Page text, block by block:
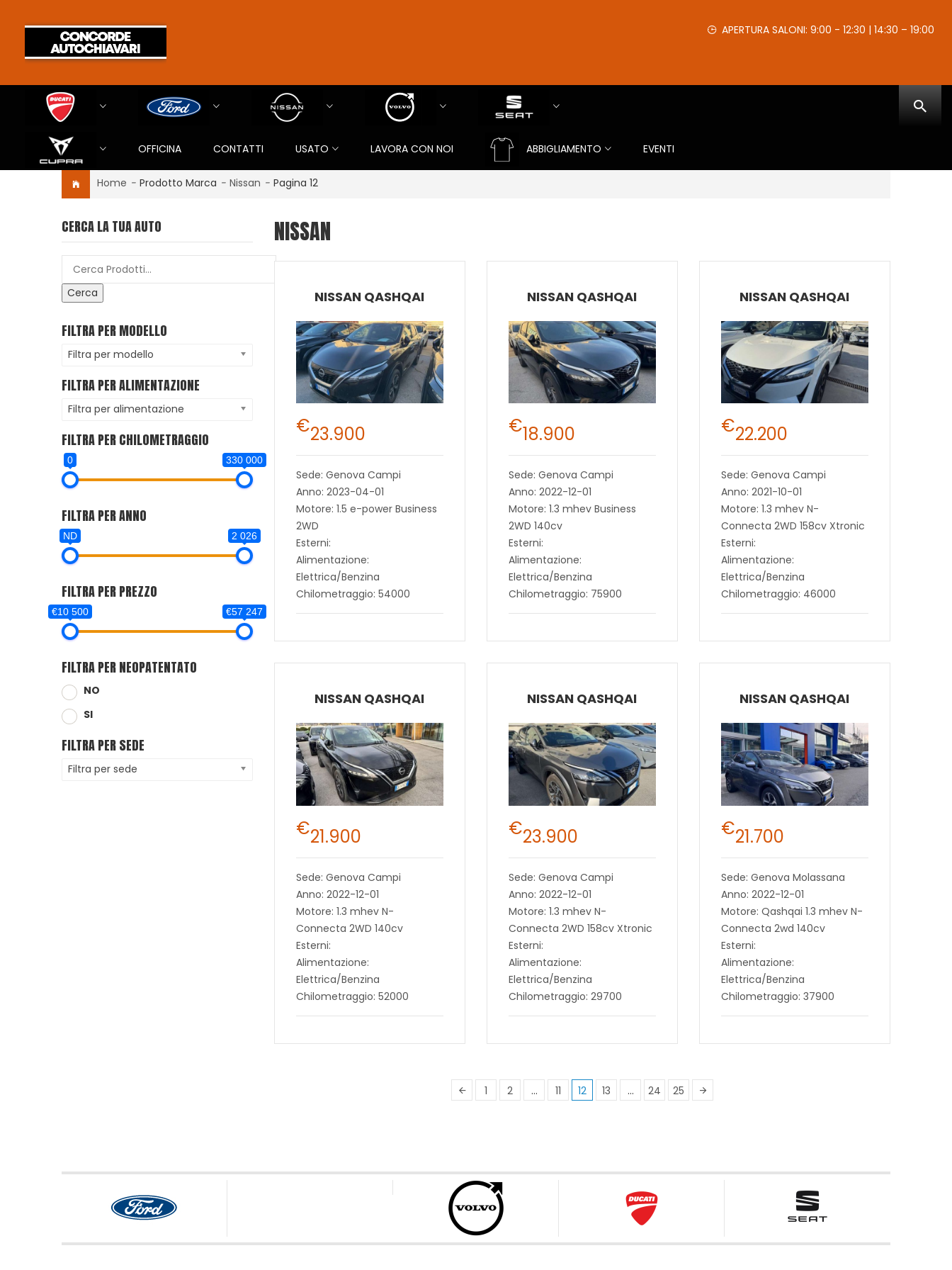
APERTURA SALONI: 9:00 - 12:30 | 14:30 – 19:00
OFFICINA CONTATTI USATO LAVORA CON NOI ABBIGLIAMENTO EVENTI
Home - Prodotto Marca - Nissan - Pagina 12
CERCA LA TUA AUTO
Cerca
FILTRA PER MODELLO
Filtra per modello
FILTRA PER ALIMENTAZIONE
Filtra per alimentazione
FILTRA PER CHILOMETRAGGIO
0 330 000
FILTRA PER ANNO
ND 2 026
FILTRA PER PREZZO
€10 500 €57 247
FILTRA PER NEOPATENTATO
NO
SI
FILTRA PER SEDE
Filtra per sede
NISSAN
NISSAN QASHQAI
€23.900
Sede: Genova Campi
Anno: 2023-04-01
Motore: 1.5 e-power Business
2WD
Esterni:
Alimentazione:
Elettrica/Benzina
Chilometraggio: 54000
NISSAN QASHQAI
€18.900
Sede: Genova Campi
Anno: 2022-12-01
Motore: 1.3 mhev Business
2WD 140cv
Esterni:
Alimentazione:
Elettrica/Benzina
Chilometraggio: 75900
NISSAN QASHQAI
€22.200
Sede: Genova Campi
Anno: 2021-10-01
Motore: 1.3 mhev N-
Connecta 2WD 158cv Xtronic
Esterni:
Alimentazione:
Elettrica/Benzina
Chilometraggio: 46000
NISSAN QASHQAI
€21.900
Sede: Genova Campi
Anno: 2022-12-01
Motore: 1.3 mhev N-
Connecta 2WD 140cv
Esterni:
Alimentazione:
Elettrica/Benzina
Chilometraggio: 52000
NISSAN QASHQAI
€23.900
Sede: Genova Campi
Anno: 2022-12-01
Motore: 1.3 mhev N-
Connecta 2WD 158cv Xtronic
Esterni:
Alimentazione:
Elettrica/Benzina
Chilometraggio: 29700
NISSAN QASHQAI
€21.700
Sede: Genova Molassana
Anno: 2022-12-01
Motore: Qashqai 1.3 mhev N-
Connecta 2wd 140cv
Esterni:
Alimentazione:
Elettrica/Benzina
Chilometraggio: 37900
1 2 … 11 12 13 … 24 25